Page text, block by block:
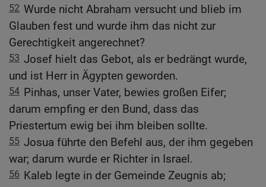
52 Wurde nicht Abraham versucht und blieb im
Glauben fest und wurde ihm das nicht zur
Gerechtigkeit angerechnet?
53 Josef hielt das Gebot, als er bedrängt wurde,
und ist Herr in Ägypten geworden.
54 Pinhas, unser Vater, bewies großen Eifer;
darum empfing er den Bund, dass das
Priestertum ewig bei ihm bleiben sollte.
55 Josua führte den Befehl aus, der ihm gegeben
war; darum wurde er Richter in Israel.
56 Kaleb legte in der Gemeinde Zeugnis ab;